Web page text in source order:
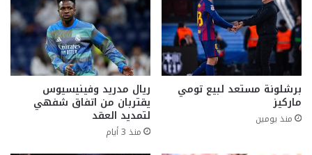
برشلونة مستعد لبيع تومي
ماركيز
منذ يومين
ريال مدريد وفينيسيوس
يقتربان من اتفاق شفهي
لتمديد العقد
منذ 3 أيام